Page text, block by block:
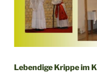
Lebendige Krippe im